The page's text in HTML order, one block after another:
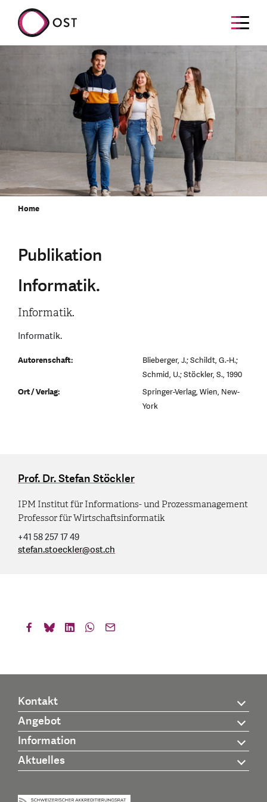
Home
Publikation
Informatik.
Informatik.
Informatik.
Autorenschaft:
Blieberger, J.; Schildt, G.-H.;
Schmid, U.; Stöckler, S., 1990
Ort / Verlag:
Springer-Verlag, Wien, New-
York
Prof. Dr. Stefan Stöckler
IPM Institut für Informations- und Prozessmanagement
Professor für Wirtschaftsinformatik
+41 58 257 17 49
stefan.stoeckler@ost.ch
Kontakt
Angebot
Information
Aktuelles